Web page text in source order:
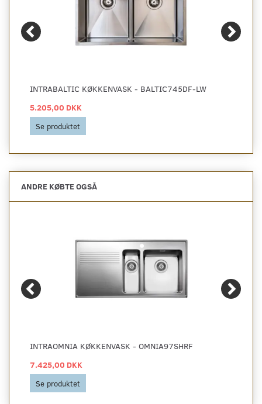
INTRABALTIC KØKKENVASK - BALTIC745DF-LW
5.205,00 DKK
Se produktet
ANDRE KØBTE OGSÅ
INTRAOMNIA KØKKENVASK - OMNIA97SHRF
7.425,00 DKK
Se produktet